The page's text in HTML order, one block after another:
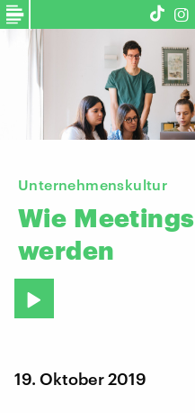
Unternehmenskultur
Wie Meetings
werden
19. Oktober 2019